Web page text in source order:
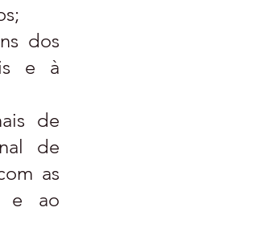
dos
e à
de
de
as
e ao